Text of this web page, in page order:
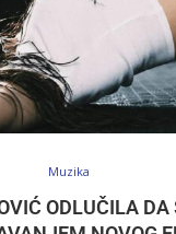
Muzika
ODLUČILA DA